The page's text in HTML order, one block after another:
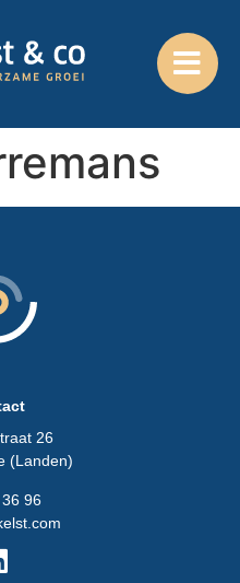
26
(Landen)
96